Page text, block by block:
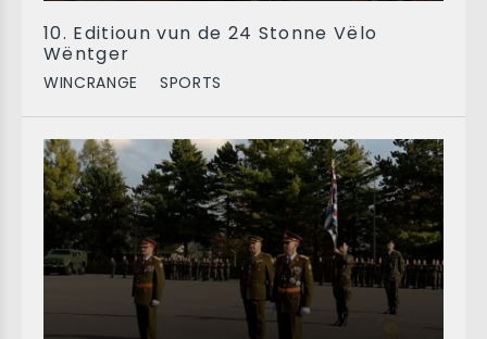
10. Editioun vun de 24 Stonne Vëlo
Wëntger
WINCRANGE SPORTS